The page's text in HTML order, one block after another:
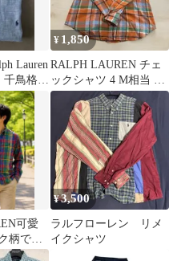
Lauren
千鳥格子
¥ 1,850
RALPH LAUREN チェ
ックシャツ 4 M相当 綿
100%
可愛
柄で
もご使
¥3,500
ラルフローレン リメ
イクシャツ